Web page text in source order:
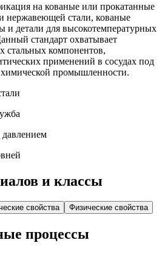
на кованые или прокатанные
нержавеющей стали, кованые
и детали для высокотемпературных
стандарт охватывает
стальных компонентов,
применений в сосудах под
химической промышленности.
и классы
свойства Физические свойства
процессы